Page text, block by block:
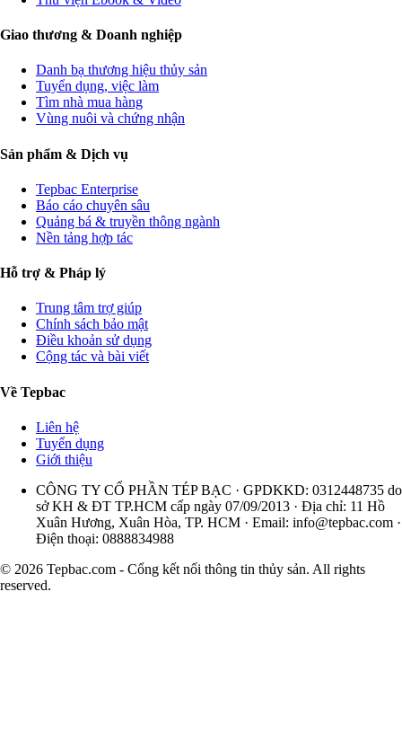
Giao thương & Doanh nghiệp
Danh bạ thương hiệu thủy sản
Tuyển dụng, việc làm
Tìm nhà mua hàng
Vùng nuôi và chứng nhận
Sản phẩm & Dịch vụ
Tepbac Enterprise
Báo cáo chuyên sâu
Quảng bá & truyền thông ngành
Nền tảng hợp tác
Hỗ trợ & Pháp lý
Trung tâm trợ giúp
Chính sách bảo mật
Điều khoản sử dụng
Cộng tác và bài viết
Về Tepbac
Liên hệ
Tuyển dụng
Giới thiệu
CÔNG TY CỔ PHẦN TÉP BẠC · GPDKKD: 0312448735 do
sở KH & ĐT TP.HCM cấp ngày 07/09/2013 · Địa chỉ: 11 Hồ
Xuân Hương, Xuân Hòa, TP. HCM · Email: info@tepbac.com ·
Điện thoại: 0888834988
© 2026 Tepbac.com - Cổng kết nối thông tin thủy sản. All rights
reserved.